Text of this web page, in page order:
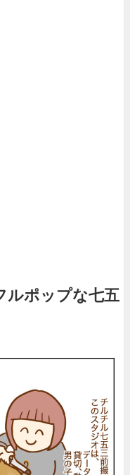
ルポップな七五